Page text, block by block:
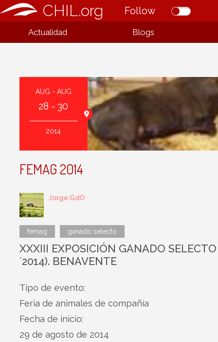
CHIL.org Follow
Actualidad Blogs
AUG - AUG
28 - 30
2014
FEMAG 2014
Jorge GdO
femag ganado selecto
XXXIII EXPOSICIÓN GANADO
´2014). BENAVENTE
Tipo de evento:
Feria de animales de compañía
Fecha de inicio:
29 de agosto de 2014